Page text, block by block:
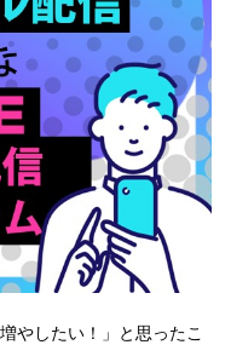
やしたい！」と思ったこ